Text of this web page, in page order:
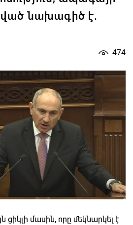
նախագիծ է.
474
ցիկլի մասին, որը մեկնարկել է